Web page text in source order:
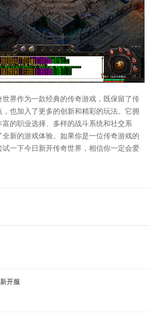
世界作为一款经典的传奇游戏，既保留了传
也加入了更多的创新和精彩的玩法。它拥
富的职业选择、多样的战斗系统和社交系
新的游戏体验。如果你是一位传奇游戏的
试一下今日新开传奇世界，相信你一定会爱
开服